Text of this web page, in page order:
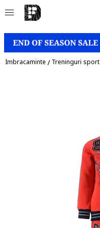
Imbracaminte / Treninguri sport